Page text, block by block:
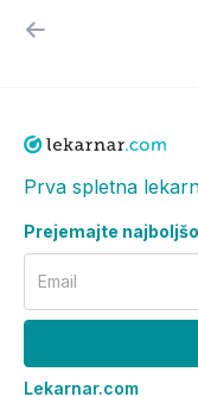
Prva spletna
Prejemajte
Email
Lekarnar.com